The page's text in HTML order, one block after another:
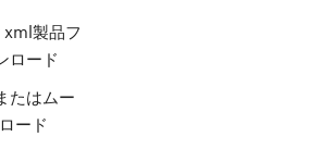
製品フ
ロード
たはムー
ード